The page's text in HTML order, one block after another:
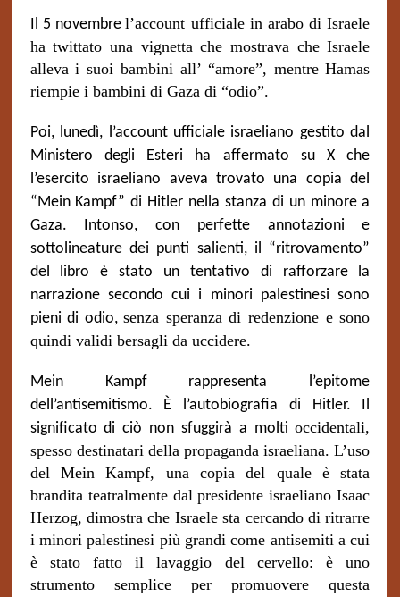
Il 5 novembre l’account ufficiale in arabo di Israele
ha twittato una vignetta che mostrava che Israele
alleva i suoi bambini all’ “amore”, mentre Hamas
riempie i bambini di Gaza di “odio”.
Poi, lunedì, l’account ufficiale israeliano gestito dal
Ministero degli Esteri ha affermato su X che
l’esercito israeliano aveva trovato una copia del
“Mein Kampf” di Hitler nella stanza di un minore a
Gaza. Intonso, con perfette annotazioni e
sottolineature dei punti salienti, il “ritrovamento”
del libro è stato un tentativo di rafforzare la
narrazione secondo cui i minori palestinesi sono
pieni di odio, senza speranza di redenzione e sono
quindi validi bersagli da uccidere.
Mein Kampf rappresenta l’epitome
dell’antisemitismo. È l’autobiografia di Hitler. Il
significato di ciò non sfuggirà a moltioccidentali,
spesso destinatari della propaganda israeliana. L’uso
del Mein Kampf, una copia del quale è stata
brandita teatralmente dal presidente israeliano Isaac
Herzog, dimostra che Israele sta cercando di ritrarre
i minori palestinesi più grandi come antisemiti a cui
è stato fatto il lavaggio del cervello: è uno
strumento semplice per promuovere questa